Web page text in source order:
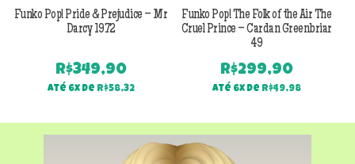
Funko Pop! Pride & Prejudice – Mr
Darcy 1972
R$349,90
Até 6x de R$58,32
Funko Pop! The Folk of the Air The
Cruel Prince – Cardan Greenbriar
49
R$299,90
Até 6x de R$49,98